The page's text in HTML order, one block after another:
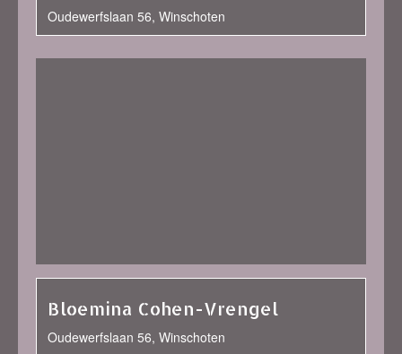
Oudewerfslaan 56, Winschoten
Bloemina Cohen-Vrengel
Oudewerfslaan 56, Winschoten